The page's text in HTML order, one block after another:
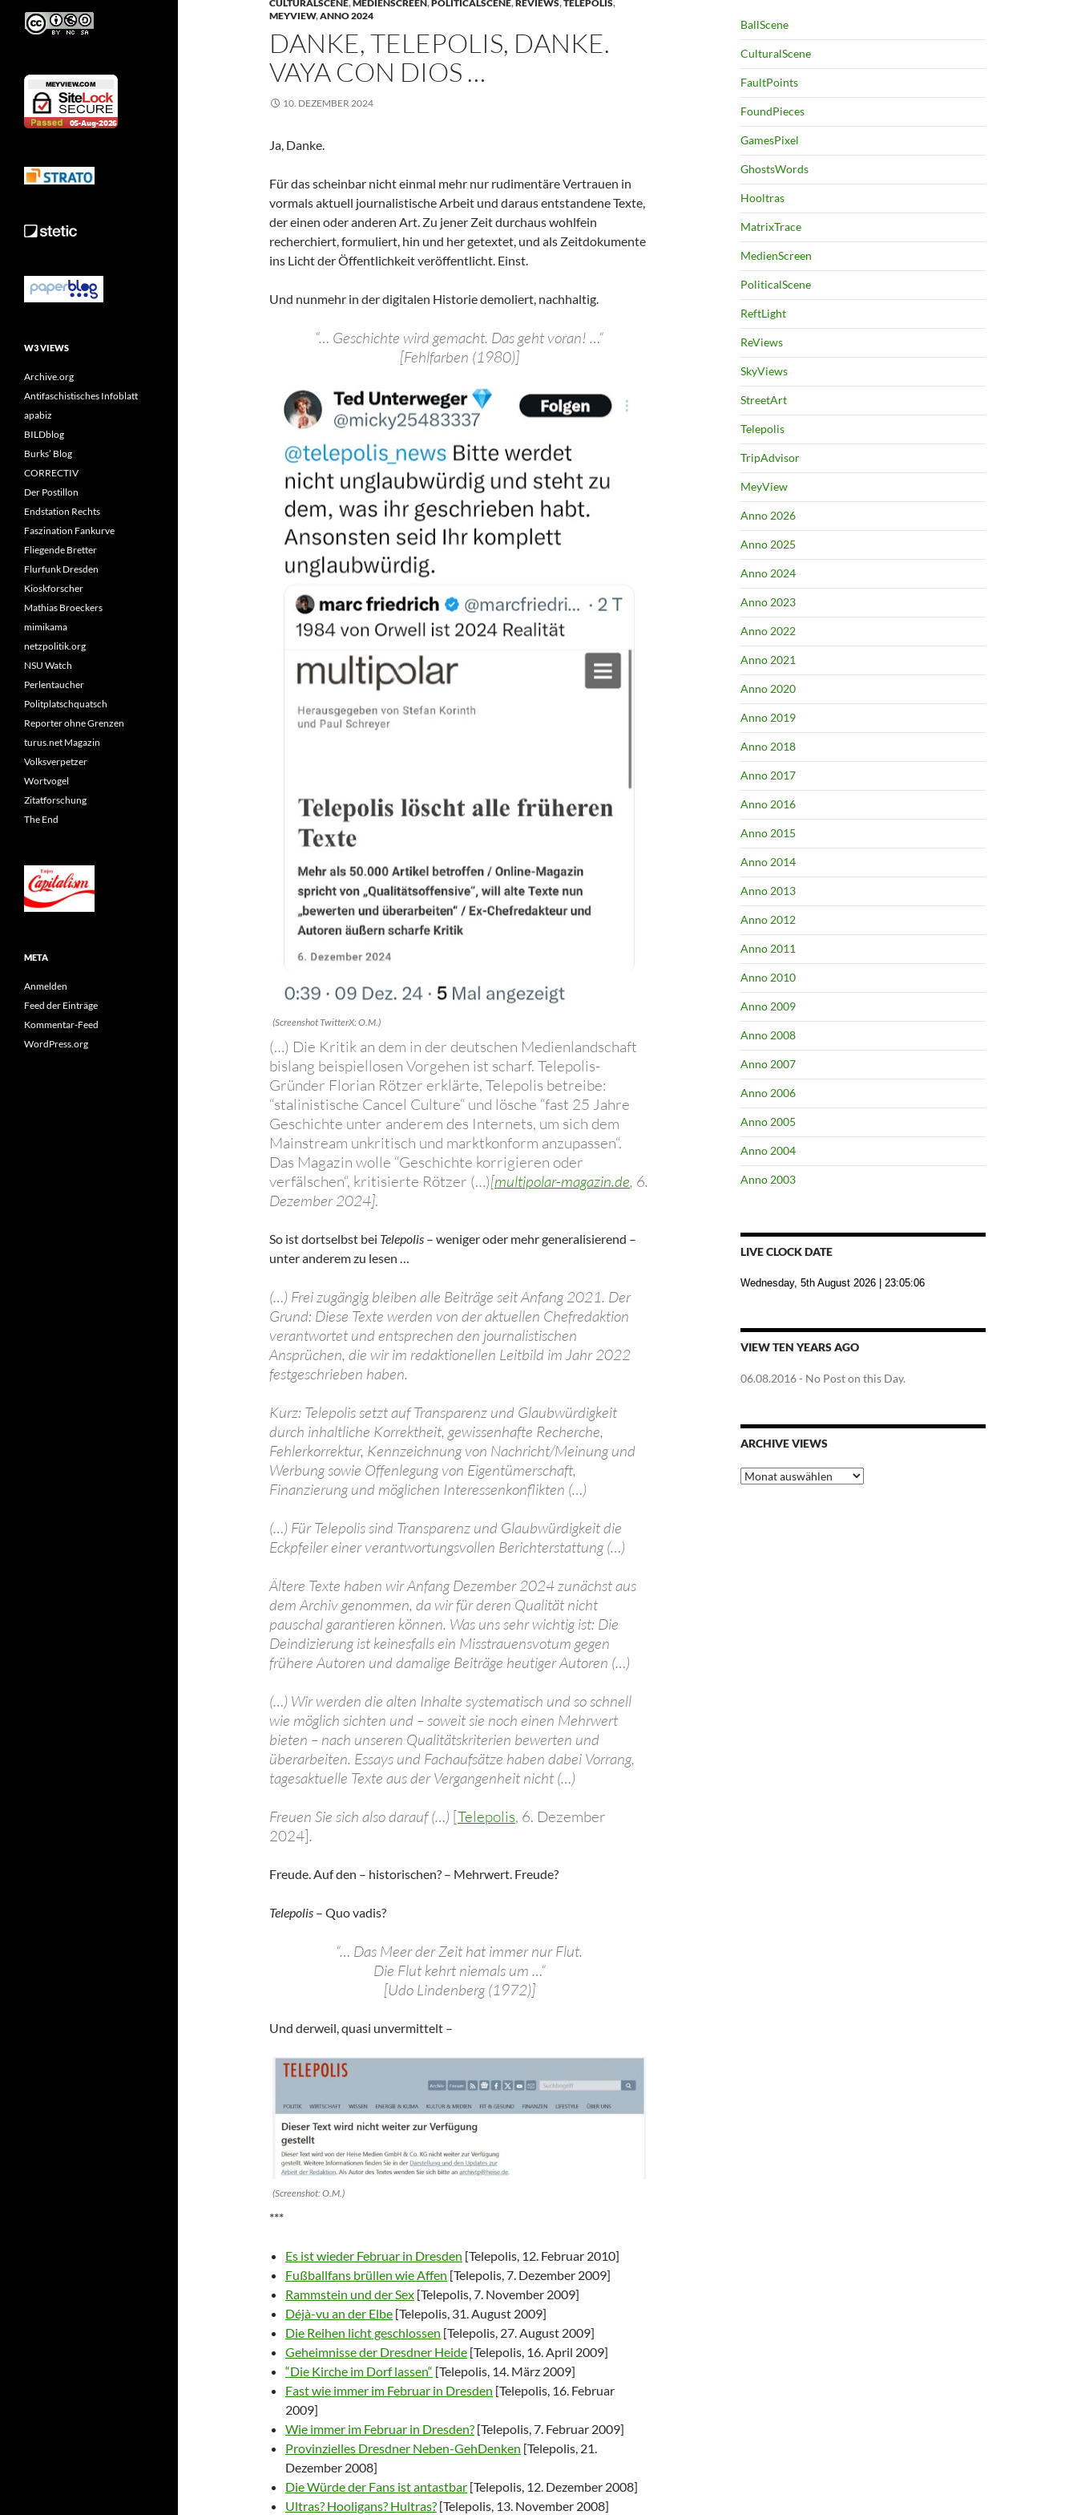
CULTURALSCENE,MEDIENSCREEN,POLITICALSCENE,REVIEWS,TELEPOLIS,
MEYVIEW,ANNO 2024
DANKE, TELEPOLIS, DANKE.
VAYA CON DIOS …
10. DEZEMBER 2024
Ja, Danke.
Für das scheinbar nicht einmal mehr nur rudimentäre Vertrauen in
vormals aktuell journalistische Arbeit und daraus entstandene Texte,
der einen oder anderen Art. Zu jener Zeit durchaus wohlfein
recherchiert, formuliert, hin und her getextet, und als Zeitdokumente
ins Licht der Öffentlichkeit veröffentlicht. Einst.
Und nunmehr in der digitalen Historie demoliert, nachhaltig.
“… Geschichte wird gemacht. Das geht voran! …“
[Fehlfarben (1980)]
(Screenshot TwitterX: O.M.)
(…) Die Kritik an dem in der deutschen Medienlandschaft
bislang beispiellosen Vorgehen ist scharf. Telepolis-
Gründer Florian Rötzer erklärte, Telepolis betreibe:
“stalinistische Cancel Culture“ und lösche “fast 25 Jahre
Geschichte unter anderem des Internets, um sich dem
Mainstream unkritisch und marktkonform anzupassen“.
Das Magazin wolle “Geschichte korrigieren oder
verfälschen“, kritisierte Rötzer (…)[multipolar-magazin.de, 6.
Dezember 2024].
So ist dortselbst bei Telepolis – weniger oder mehr generalisierend –
unter anderem zu lesen …
(…) Frei zugängig bleiben alle Beiträge seit Anfang 2021. Der
Grund: Diese Texte werden von der aktuellen Chefredaktion
verantwortet und entsprechen den journalistischen
Ansprüchen, die wir im redaktionellen Leitbild im Jahr 2022
festgeschrieben haben.
Kurz: Telepolis setzt auf Transparenz und Glaubwürdigkeit
durch inhaltliche Korrektheit, gewissenhafte Recherche,
Fehlerkorrektur, Kennzeichnung von Nachricht/Meinung und
Werbung sowie Offenlegung von Eigentümerschaft,
Finanzierung und möglichen Interessenkonflikten (…)
(…) Für Telepolis sind Transparenz und Glaubwürdigkeit die
Eckpfeiler einer verantwortungsvollen Berichterstattung (…)
Ältere Texte haben wir Anfang Dezember 2024 zunächst aus
dem Archiv genommen, da wir für deren Qualität nicht
pauschal garantieren können. Was uns sehr wichtig ist: Die
Deindizierung ist keinesfalls ein Misstrauensvotum gegen
frühere Autoren und damalige Beiträge heutiger Autoren (…)
(…) Wir werden die alten Inhalte systematisch und so schnell
wie möglich sichten und – soweit sie noch einen Mehrwert
bieten – nach unseren Qualitätskriterien bewerten und
überarbeiten. Essays und Fachaufsätze haben dabei Vorrang,
tagesaktuelle Texte aus der Vergangenheit nicht (…)
Freuen Sie sich also darauf (…) [Telepolis, 6. Dezember
2024].
Freude. Auf den – historischen? – Mehrwert. Freude?
Telepolis – Quo vadis?
“… Das Meer der Zeit hat immer nur Flut.
Die Flut kehrt niemals um …“
[Udo Lindenberg (1972)]
Und derweil, quasi unvermittelt –
(Screenshot: O.M.)
***
Es ist wieder Februar in Dresden [Telepolis, 12. Februar 2010]
Fußballfans brüllen wie Affen [Telepolis, 7. Dezember 2009]
Rammstein und der Sex [Telepolis, 7. November 2009]
Déjà-vu an der Elbe [Telepolis, 31. August 2009]
Die Reihen licht geschlossen [Telepolis, 27. August 2009]
Geheimnisse der Dresdner Heide [Telepolis, 16. April 2009]
“Die Kirche im Dorf lassen“ [Telepolis, 14. März 2009]
Fast wie immer im Februar in Dresden [Telepolis, 16. Februar
2009]
Wie immer im Februar in Dresden? [Telepolis, 7. Februar 2009]
Provinzielles Dresdner Neben-GehDenken [Telepolis, 21.
Dezember 2008]
Die Würde der Fans ist antastbar [Telepolis, 12. Dezember 2008]
Ultras? Hooligans? Hultras? [Telepolis, 13. November 2008]
BallScene
CulturalScene
FaultPoints
FoundPieces
GamesPixel
GhostsWords
Hooltras
MatrixTrace
MedienScreen
PoliticalScene
ReftLight
ReViews
SkyViews
StreetArt
Telepolis
TripAdvisor
MeyView
Anno 2026
Anno 2025
Anno 2024
Anno 2023
Anno 2022
Anno 2021
Anno 2020
Anno 2019
Anno 2018
Anno 2017
Anno 2016
Anno 2015
Anno 2014
Anno 2013
Anno 2012
Anno 2011
Anno 2010
Anno 2009
Anno 2008
Anno 2007
Anno 2006
Anno 2005
Anno 2004
Anno 2003
LIVE CLOCK DATE
Wednesday, 5th August 2026 | 23:05:07
VIEW TEN YEARS AGO
06.08.2016- No Post on this Day.
ARCHIVE VIEWS
Archive
Views
W3 VIEWS
Archive.org
Antifaschistisches Infoblatt
apabiz
BILDblog
Burks’ Blog
CORRECTIV
Der Postillon
Endstation Rechts
Faszination Fankurve
Fliegende Bretter
Flurfunk Dresden
Kioskforscher
Mathias Broeckers
mimikama
netzpolitik.org
NSU Watch
Perlentaucher
Politplatschquatsch
Reporter ohne Grenzen
turus.net Magazin
Volksverpetzer
Wortvogel
Zitatforschung
The End
META
Anmelden
Feed der Einträge
Kommentar-Feed
WordPress.org